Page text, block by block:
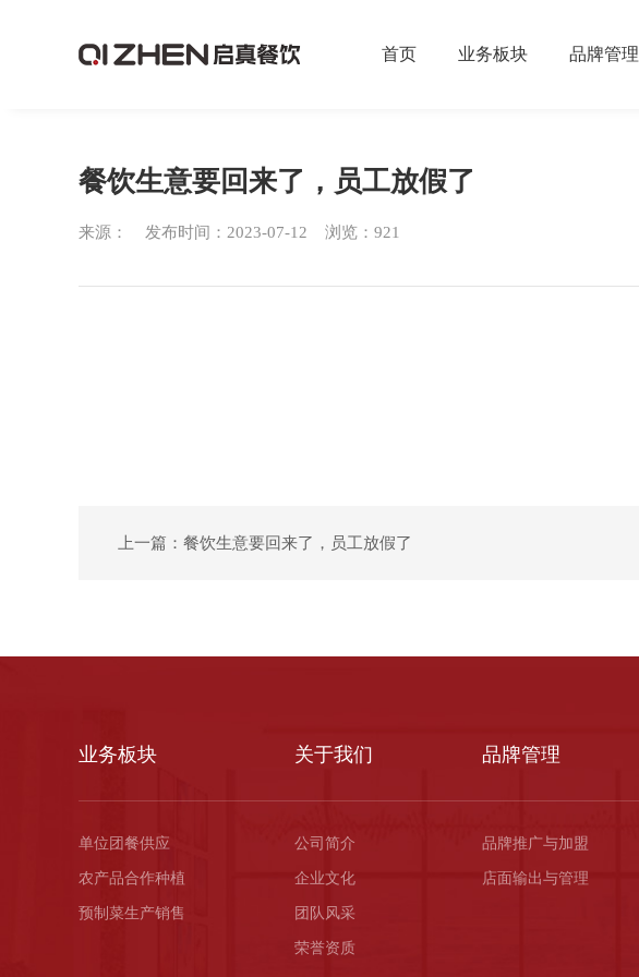
首页 业务板块 品牌管理
餐饮生意要回来了，员工放假了
来源： 发布时间：2023-07-12 浏览：921
上一篇：餐饮生意要回来了，员工放假了
业务板块
单位团餐供应
农产品合作种植
预制菜生产销售
关于我们
公司简介
企业文化
团队风采
荣誉资质
品牌管理
品牌推广与加盟
店面输出与管理